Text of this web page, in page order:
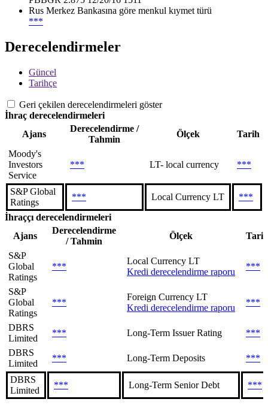
Rus Merkez Bankasına göre menkul kıymet türü
***
Derecelendirmeler
Güncel
Tarihçe
Geri çekilen derecelendirmeleri göster
İhraç derecelendirmeleri
Ajans
Derecelendirme /
Tahmin
Ölçek
Tarih
Moody's
Investors
Service
*** LT- local currency ***
S&P Global
Ratings
*** Local Currency LT
***
İhraççı derecelendirmeleri
Ajans
Derecelendirme
/ Tahmin
Ölçek
Tarih
S&P
Global
Ratings
***
Local Currency LT
Kredi derecelendirme raporu
***
S&P
Global
Ratings
***
Foreign Currency LT
Kredi derecelendirme raporu
***
DBRS
Limited
*** Long-Term Issuer Rating
***
DBRS
Limited
*** Long-Term Deposits ***
DBRS
Limited
*** Long-Term Senior Debt ***